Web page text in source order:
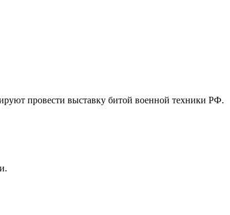
провести выставку битой военной техники РФ.